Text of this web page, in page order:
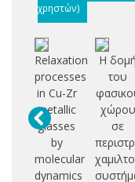
χρηστών)
Relaxation
processes
in Cu-Zr
metallic
glasses
by
molecular
dynamics
Η δομή
του
χώρου
σε